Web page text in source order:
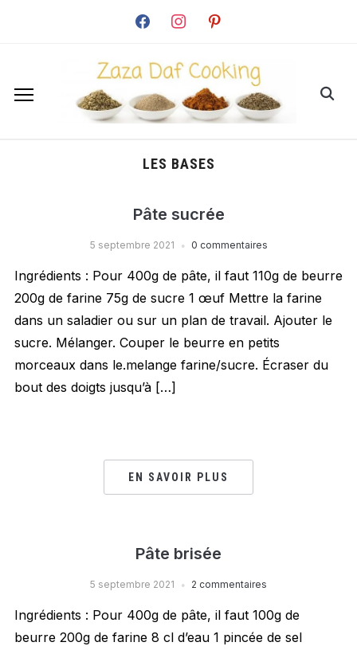
facebook instagrampinterest
LES BASES
Pâte sucrée
5 septembre 2021 0 commentaires
Ingrédients : Pour 400g de pâte, il faut 110g de beurre
200g de farine 75g de sucre 1 œuf Mettre la farine
dans un saladier ou sur un plan de travail. Ajouter le
sucre. Mélanger. Couper le beurre en petits
morceaux dans le.melange farine/sucre. Écraser du
bout des doigts jusqu’à […]
EN SAVOIR PLUS
Pâte brisée
5 septembre 2021 2 commentaires
Ingrédients : Pour 400g de pâte, il faut 100g de
beurre 200g de farine 8 cl d’eau 1 pincée de sel